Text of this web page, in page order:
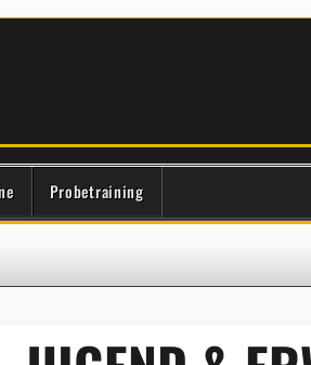
Probetraining